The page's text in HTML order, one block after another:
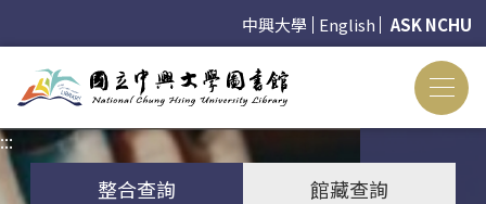
中興大學 English ASK NCHU
:::
整合查詢
館藏查詢